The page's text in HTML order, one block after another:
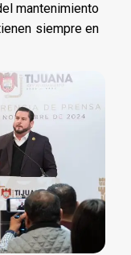
mantenimiento
siempre en